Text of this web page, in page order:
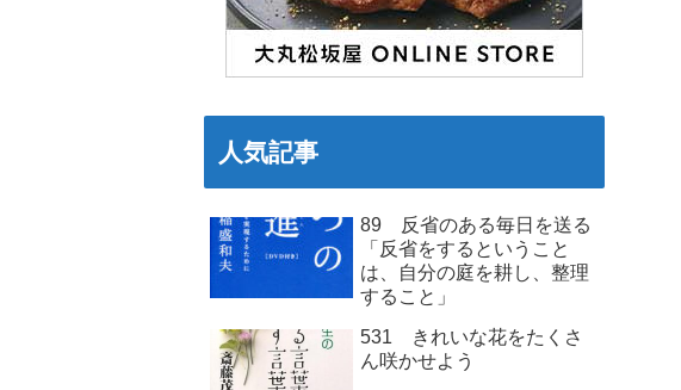
人気記事
89 反省のある毎日を送る
「反省をするということ
は、自分の庭を耕し、整理
すること」
531 きれいな花をたくさ
ん咲かせよう